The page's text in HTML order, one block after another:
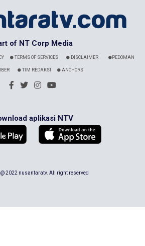
of NT Corp Media
TERMS OF SERVICES DISCLAIMER PEDOMAN
TIM REDAKSI ANCHORS
aplikasi NTV
2022 nusantaratv. All right reserved